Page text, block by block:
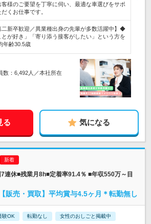
様のご要望を丁寧に伺い、最適な車選びをサポ
くお仕事です。
二新卒歓迎／異業種出身の先輩が多数活躍中】◆
とが好き」「寄り添う接客がしたい」という方を
年齢30.5歳
数：6,492人／本社所在
る 気になる
連休■残業月8h■定着率91.4％ ■年収550万～目
販売・買取】平均賞与4.5ヶ月＊転勤無し
験OK 転勤なし 女性のおしごと掲載中